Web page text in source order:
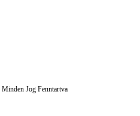
Jog Fenntartva